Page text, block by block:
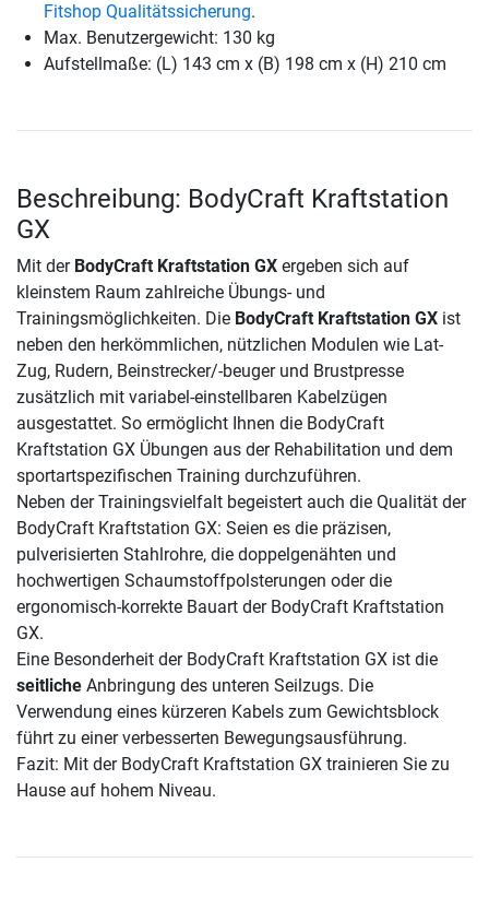
Fitshop Qualitätssicherung.
Max. Benutzergewicht: 130 kg
Aufstellmaße: (L) 143 cm x (B) 198 cm x (H) 210 cm
Beschreibung: BodyCraft Kraftstation
GX
Mit der BodyCraft Kraftstation GX ergeben sich auf
kleinstem Raum zahlreiche Übungs- und
Trainingsmöglichkeiten. Die BodyCraft Kraftstation GX ist
neben den herkömmlichen, nützlichen Modulen wie Lat-
Zug, Rudern, Beinstrecker/-beuger und Brustpresse
zusätzlich mit variabel-einstellbaren Kabelzügen
ausgestattet. So ermöglicht Ihnen die BodyCraft
Kraftstation GX Übungen aus der Rehabilitation und dem
sportartspezifischen Training durchzuführen.
Neben der Trainingsvielfalt begeistert auch die Qualität der
BodyCraft Kraftstation GX: Seien es die präzisen,
pulverisierten Stahlrohre, die doppelgenähten und
hochwertigen Schaumstoffpolsterungen oder die
ergonomisch-korrekte Bauart der BodyCraft Kraftstation
GX.
Eine Besonderheit der BodyCraft Kraftstation GX ist die
seitliche Anbringung des unteren Seilzugs. Die
Verwendung eines kürzeren Kabels zum Gewichtsblock
führt zu einer verbesserten Bewegungsausführung.
Fazit: Mit der BodyCraft Kraftstation GX trainieren Sie zu
Hause auf hohem Niveau.